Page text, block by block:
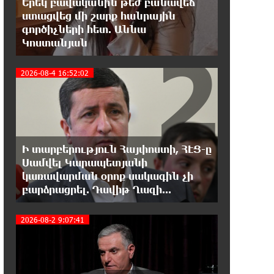
գրասենյակները շարունակում են
կահավորվել Ավետիք Չալաբյանի ազատ
արձակումը պահանջող պաստառներով
Երկուսը մեկում. Բրիտանացի
ֆերմերները համատեղում են
արևային վահանակները ոչխարների հետ մեկ
դաշտում, և դա աշխատում է
12:27:29 8-08-2026
Սաուդյան Արաբիան, Թուրքիան և
Պակիստանը համատեղ
պաշտպանության մասին համաձայնագիր են
կնքել. Արտակ Զաքարյան
12:05:38 8-08-2026
Սլովակիայի նախկին
ղեկավարները պահանջում են, որ
Նիկոլ Փաշինյանը դադարեցնի Հայ Առաքելական
ստացվեց մի շարք հանրային
գործիչների հետ. Աննա
Կոստանյան
2026-08-4 16:52:02
Ի տարբերություն Հայփոստի, ՀԷՑ-ը
Սամվել Կարապետյանի
կառավարման օրոք սակագին չի
բարձրացրել. Դավիթ Ղազի...
2
2026-08-2 9:07:41 3